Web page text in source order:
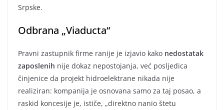
Srpske.
Odbrana „Viaducta“
Pravni zastupnik firme ranije je izjavio kako nedostatak
zaposlenih nije dokaz nepostojanja, već posljedica
činjenice da projekt hidroelektrane nikada nije
realiziran: kompanija je osnovana samo za taj posao, a
raskid koncesije je, ističe, „direktno nanio štetu